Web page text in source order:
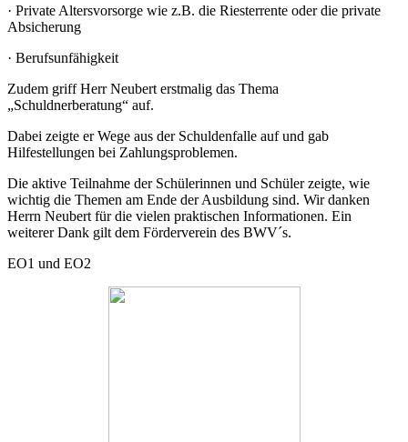
· Private Altersvorsorge wie z.B. die Riesterrente oder die private
Absicherung
· Berufsunfähigkeit
Zudem griff Herr Neubert erstmalig das Thema
„Schuldnerberatung“ auf.
Dabei zeigte er Wege aus der Schuldenfalle auf und gab
Hilfestellungen bei Zahlungsproblemen.
Die aktive Teilnahme der Schülerinnen und Schüler zeigte, wie
wichtig die Themen am Ende der Ausbildung sind. Wir danken
Herrn Neubert für die vielen praktischen Informationen. Ein
weiterer Dank gilt dem Förderverein des BWV´s.
EO1 und EO2